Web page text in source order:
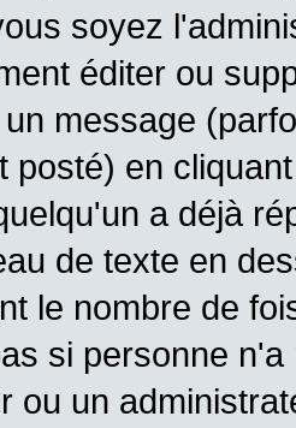
soyez
éditer ou
message
posté) en
a déjà
de texte en
le nombre de
si personne
ou un